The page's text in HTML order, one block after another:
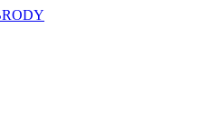
OBRODY